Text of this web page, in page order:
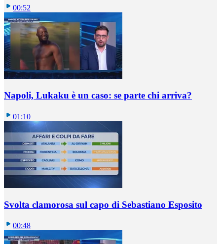
00:52
Napoli, Lukaku è un caso: se parte chi arriva?
01:10
Svolta clamorosa sul capo di Sebastiano Esposito
00:48